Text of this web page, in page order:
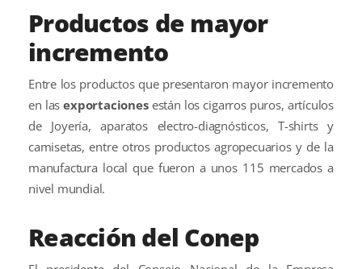
Productos de mayor
incremento
Entre los productos que presentaron mayor incremento
en lasexportacionesestán los cigarros puros, artículos
de Joyería, aparatos electro-diagnósticos, T-shirts y
camisetas, entre otros productos agropecuarios y de la
manufactura local que fueron a unos 115 mercados a
nivel mundial.
Reacción del Conep